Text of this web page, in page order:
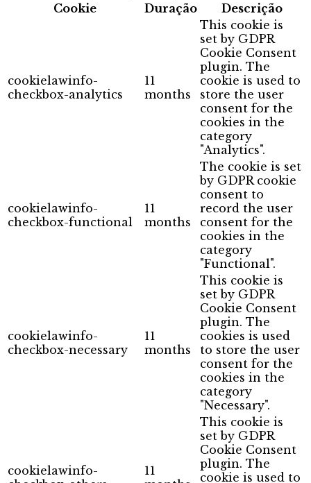
Cookie
Duração Descrição
cookielawinfo-
checkbox-analytics
11
months
This cookie is
set by GDPR
Cookie Consent
plugin. The
cookie is used to
store the user
consent for the
cookies in the
category
"Analytics".
cookielawinfo-
checkbox-functional
11
months
The cookie is set
by GDPR cookie
consent to
record the user
consent for the
cookies in the
category
"Functional".
cookielawinfo-
checkbox-necessary
11
months
This cookie is
set by GDPR
Cookie Consent
plugin. The
cookies is used
to store the user
consent for the
cookies in the
category
"Necessary".
cookielawinfo-
11
This cookie is
set by GDPR
Cookie Consent
plugin. The
cookie is used to